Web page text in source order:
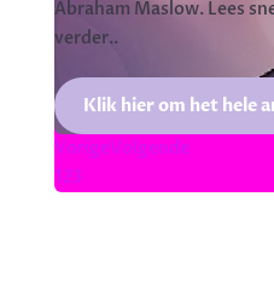
Abraham Maslow. Lees
verder..
Klik hier om het hele
VorigeVolgende
123